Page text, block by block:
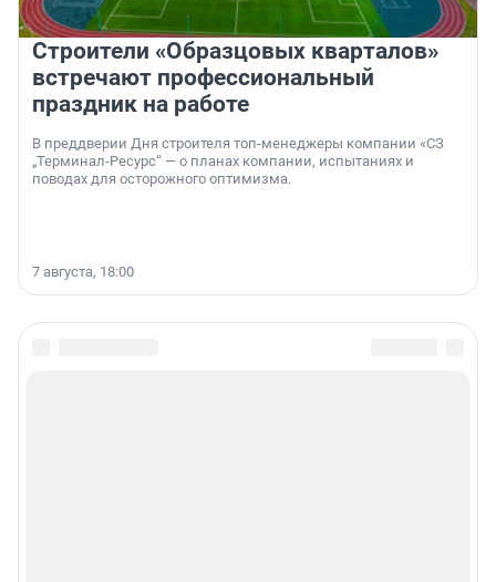
Строители «Образцовых кварталов»
встречают профессиональный
праздник на работе
В преддверии Дня строителя топ-менеджеры компании «СЗ
„Терминал-Ресурс“ — о планах компании, испытаниях и
поводах для осторожного оптимизма.
7 августа, 18:00